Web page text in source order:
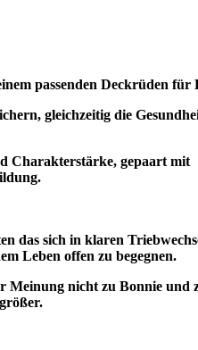
passenden Deckrüden für
gleichzeitig die
Charakterstärke, gepaart mit
das sich in klaren
Leben offen zu begegnen.
Meinung nicht zu Bonnie und